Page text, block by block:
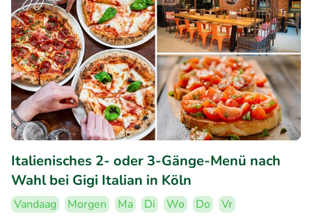
Italienisches 2- oder 3-Gänge-Menü nach
Wahl bei Gigi Italian in Köln
Vandaag Morgen Ma Di Wo Do
Vr